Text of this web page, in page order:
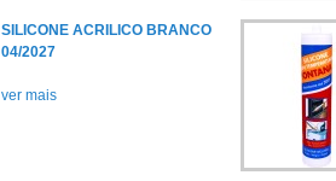
SILICONE ACRILICO BRANCO
04/2027
ver mais